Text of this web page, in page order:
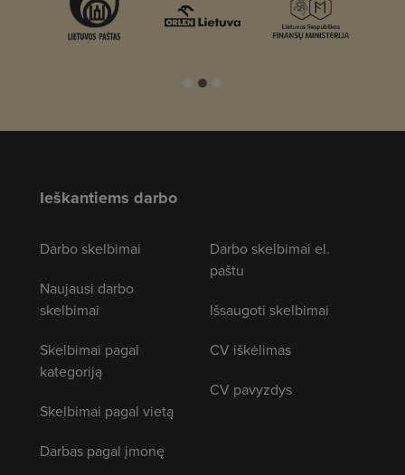
Ieškantiems darbo
Darbo skelbimai
Naujausi darbo
skelbimai
Skelbimai pagal
kategoriją
Skelbimai pagal vietą
Darbas pagal įmonę
Darbo skelbimai el.
paštu
Išsaugoti skelbimai
CV iškėlimas
CV pavyzdys